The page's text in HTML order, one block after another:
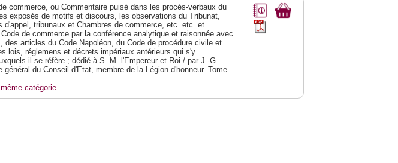
commerce, ou Commentaire puisé dans les procès-verbaux du
exposés de motifs et discours, les observations du Tribunat,
d'appel, tribunaux et Chambres de commerce, etc. etc. et
de commerce par la conférence analytique et raisonnée avec
des articles du Code Napoléon, du Code de procédure civile et
lois, réglemens et décrets impériaux antérieurs qui s'y
il se réfère ; dédié à S. M. l'Empereur et Roi / par J.-G.
général du Conseil d'Etat, membre de la Légion d'honneur. Tome
catégorie